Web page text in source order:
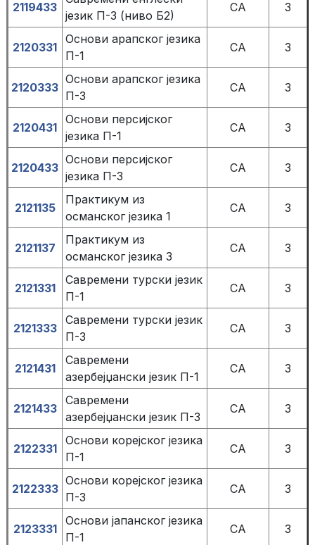
2119433
језик П-3 (ниво Б2)
СА 3
2120331
Основи арапског језика
П-1
СА 3
2120333
Основи арапског језика
П-3
СА 3
2120431
Основи персијског
језика П-1
СА 3
2120433
Основи персијског
језика П-3
СА 3
2121135
Практикум из
османског језика 1
СА 3
2121137
Практикум из
османског језика 3
СА 3
2121331
Савремени турски језик
П-1
СА 3
2121333
Савремени турски језик
П-3
СА 3
2121431
Савремени
азербејџански језик П-1
СА 3
2121433
Савремени
азербејџански језик П-3
СА 3
2122331
Основи корејског језика
П-1
СА 3
2122333
Основи корејског језика
П-3
СА 3
2123331
Основи јапанског језика
П-1
СА 3